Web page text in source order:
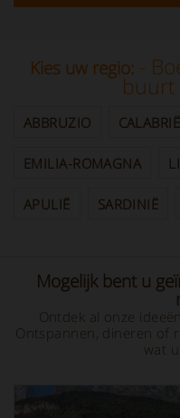
Kies uw regio: -
buurt
ABBRUZIO CALABRIË
EMILIA-ROMAGNA
APULIË SARDINIË
Mogelijk bent u
Ontdek al onze
Ontspannen, dineren of
wat